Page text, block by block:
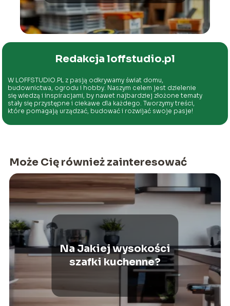
Redakcja loffstudio.pl
W LOFFSTUDIO.PL z pasją odkrywamy świat domu,
budownictwa, ogrodu i hobby. Naszym celem jest dzielenie
się wiedzą i inspiracjami, by nawet najbardziej złożone tematy
stały się przystępne i ciekawe dla każdego. Tworzymy treści,
które pomagają urządzać, budować i rozwijać swoje pasje!
Może Cię również zainteresować
Na Jakiej wysokości
szafki kuchenne?